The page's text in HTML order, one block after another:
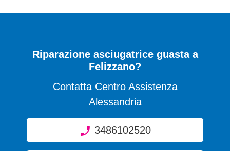
Riparazione asciugatrice guasta a
Felizzano?
Contatta Centro Assistenza
Alessandria
3486102520